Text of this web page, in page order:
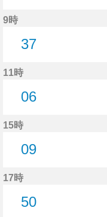
9時
37
11時
06
15時
09
17時
50